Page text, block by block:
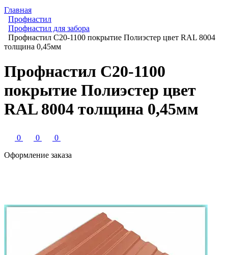
Главная
Профнастил
Профнастил для забора
Профнастил С20-1100 покрытие Полиэстер цвет RAL 8004
толщина 0,45мм
Профнастил С20-1100
покрытие Полиэстер цвет
RAL 8004 толщина 0,45мм
0 0
0
Оформление заказа